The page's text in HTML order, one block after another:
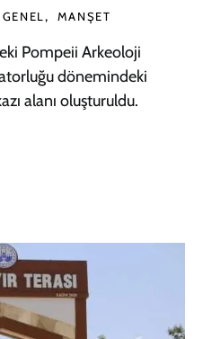
GENEL MANŞET
Pompeii Arkeoloji
dönemindeki
alanı oluşturuldu.